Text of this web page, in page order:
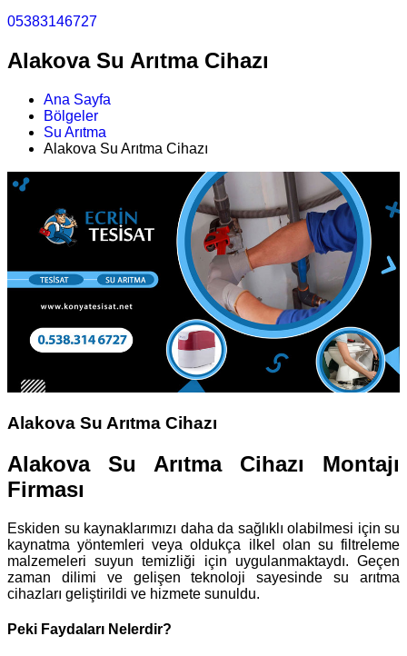
05383146727
Alakova Su Arıtma Cihazı
Ana Sayfa
Bölgeler
Su Arıtma
Alakova Su Arıtma Cihazı
Alakova Su Arıtma Cihazı
Alakova Su Arıtma Cihazı Montajı
Firması
Eskiden su kaynaklarımızı daha da sağlıklı olabilmesi için su
kaynatma yöntemleri veya oldukça ilkel olan su filtreleme
malzemeleri suyun temizliği için uygulanmaktaydı. Geçen
zaman dilimi ve gelişen teknoloji sayesinde su arıtma
cihazları geliştirildi ve hizmete sunuldu.
Peki Faydaları Nelerdir?